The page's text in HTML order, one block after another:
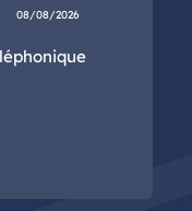
08/08/2026